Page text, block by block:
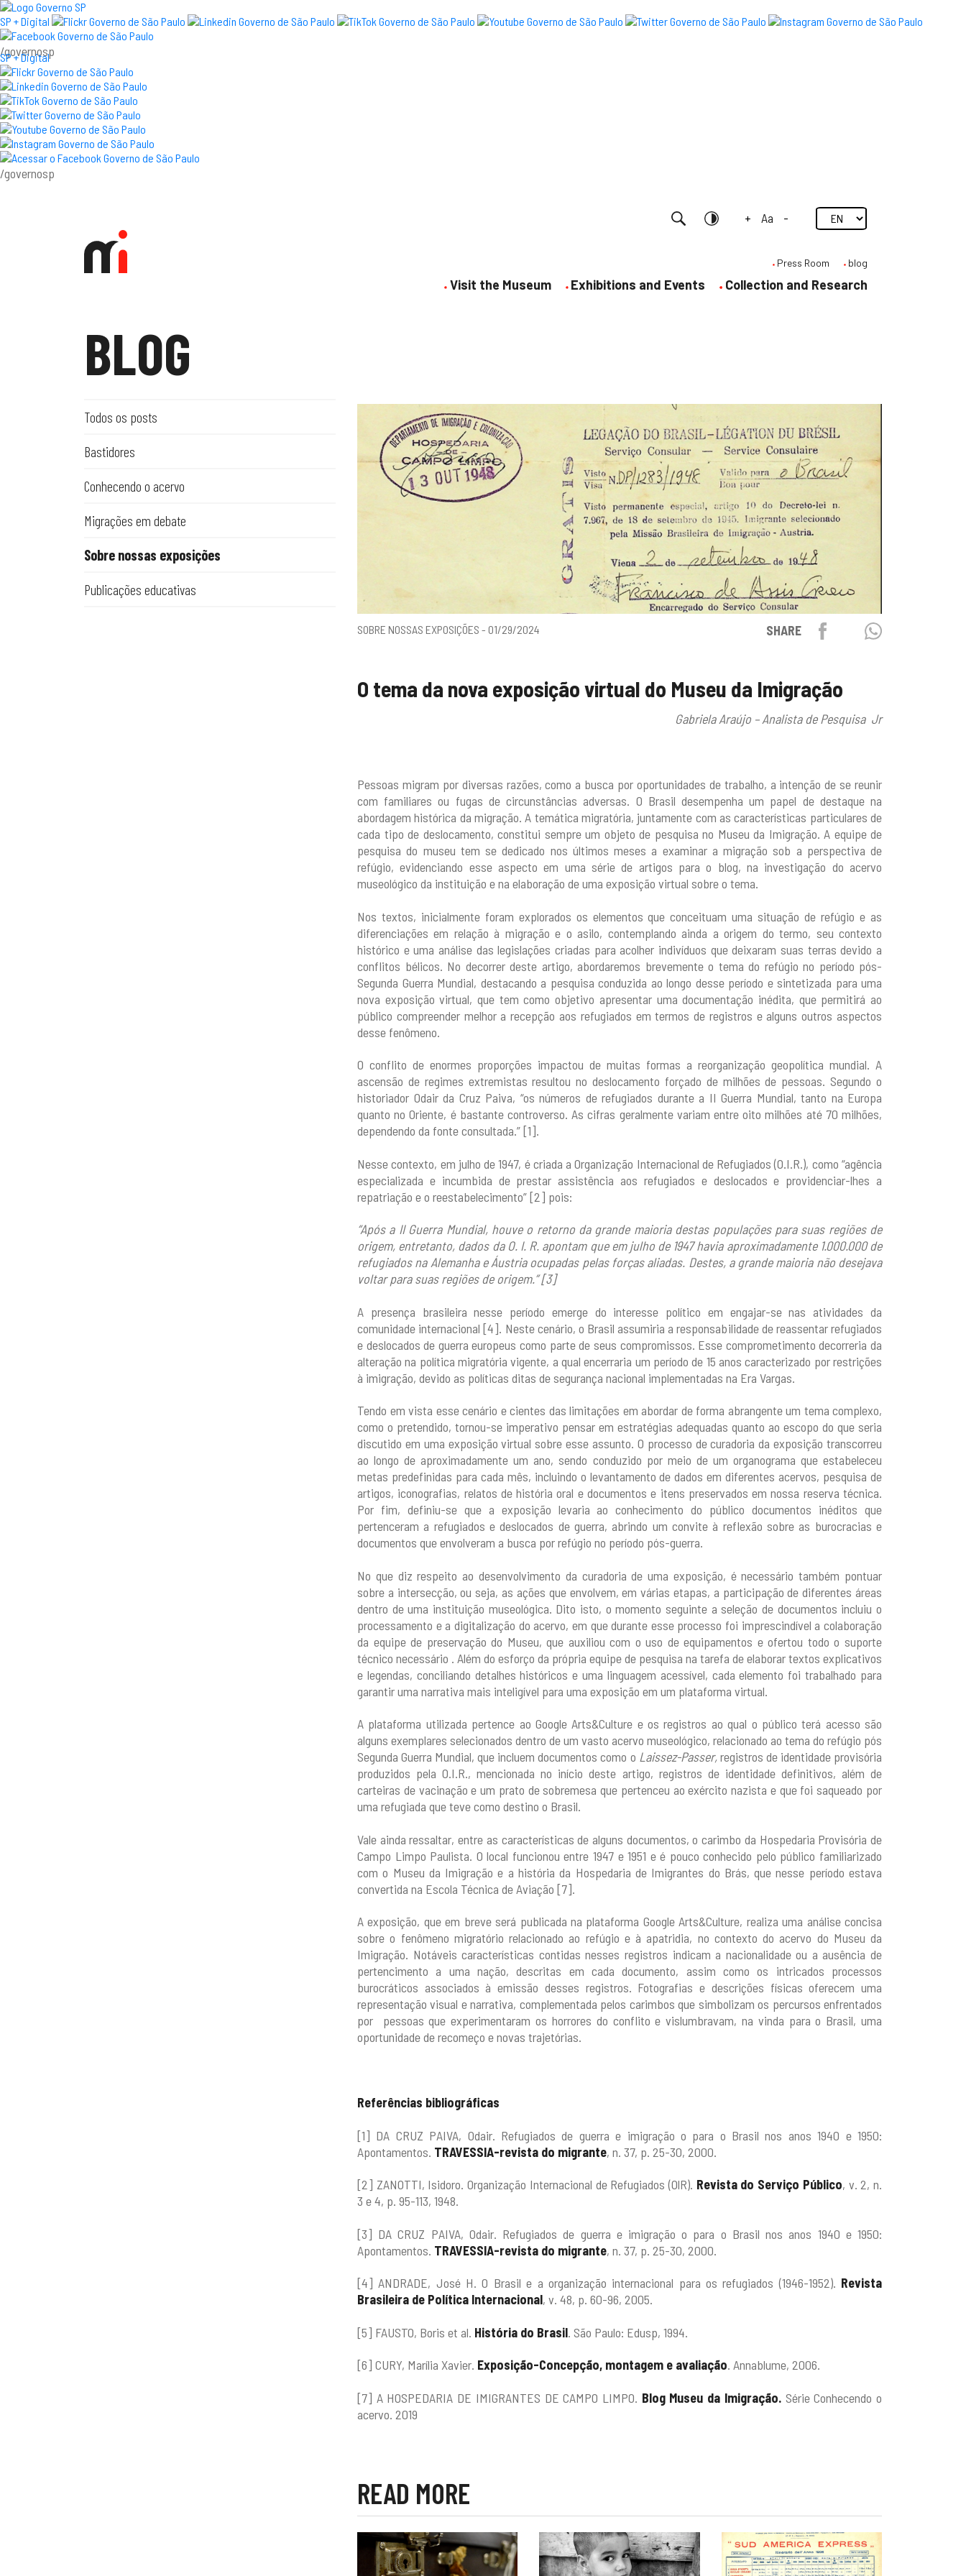
SP + Digital
/governosp
SP + Digital
/governosp
ResearchContrast + Aa -
Visit the Museum Exhibitions and Events Collection and Research
Press Room blog
BLOG
Todos os posts
Bastidores
Conhecendo o acervo
Migrações em debate
Sobre nossas exposições
Publicações educativas
SOBRE NOSSAS EXPOSIÇÕES - 01/29/2024 SHARE FacebookTwitterWhatsapp
O tema da nova exposição virtual do Museu da Imigração
Gabriela Araújo – Analista de Pesquisa Jr
Pessoas migram por diversas razões, como a busca por oportunidades de trabalho, a intenção de se reunir
com familiares ou fugas de circunstâncias adversas. O Brasil desempenha um papel de destaque na
abordagem histórica da migração. A temática migratória, juntamente com as características particulares de
cada tipo de deslocamento, constitui sempre um objeto de pesquisa no Museu da Imigração. A equipe de
pesquisa do museu tem se dedicado nos últimos meses a examinar a migração sob a perspectiva de
refúgio, evidenciando esse aspecto em uma série de artigos para o blog, na investigação do acervo
museológico da instituição e na elaboração de uma exposição virtual sobre o tema.
Nos textos, inicialmente foram explorados os elementos que conceituam uma situação de refúgio e as
diferenciações em relação à migração e o asilo, contemplando ainda a origem do termo, seu contexto
histórico e uma análise das legislações criadas para acolher indivíduos que deixaram suas terras devido a
conflitos bélicos. No decorrer deste artigo, abordaremos brevemente o tema do refúgio no período pós-
Segunda Guerra Mundial, destacando a pesquisa conduzida ao longo desse período e sintetizada para uma
nova exposição virtual, que tem como objetivo apresentar uma documentação inédita, que permitirá ao
público compreender melhor a recepção aos refugiados em termos de registros e alguns outros aspectos
desse fenômeno.
O conflito de enormes proporções impactou de muitas formas a reorganização geopolítica mundial. A
ascensão de regimes extremistas resultou no deslocamento forçado de milhões de pessoas. Segundo o
historiador Odair da Cruz Paiva, “os números de refugiados durante a II Guerra Mundial, tanto na Europa
quanto no Oriente, é bastante controverso. As cifras geralmente variam entre oito milhões até 70 milhões,
dependendo da fonte consultada.” [1].
Nesse contexto, em julho de 1947, é criada a Organização Internacional de Refugiados (O.I.R.), como “agência
especializada e incumbida de prestar assistência aos refugiados e deslocados e providenciar-lhes a
repatriação e o reestabelecimento” [2] pois:
“Após a II Guerra Mundial, houve o retorno da grande maioria destas populações para suas regiões de
origem, entretanto, dados da O. I. R. apontam que em julho de 1947 havia aproximadamente 1.000.000 de
refugiados na Alemanha e Áustria ocupadas pelas forças aliadas. Destes, a grande maioria não desejava
voltar para suas regiões de origem.” [3]
A presença brasileira nesse período emerge do interesse político em engajar-se nas atividades da
comunidade internacional [4]. Neste cenário, o Brasil assumiria a responsabilidade de reassentar refugiados
e deslocados de guerra europeus como parte de seus compromissos. Esse comprometimento decorreria da
alteração na política migratória vigente, a qual encerraria um período de 15 anos caracterizado por restrições
à imigração, devido as políticas ditas de segurança nacional implementadas na Era Vargas.
Tendo em vista esse cenário e cientes das limitações em abordar de forma abrangente um tema complexo,
como o pretendido, tornou-se imperativo pensar em estratégias adequadas quanto ao escopo do que seria
discutido em uma exposição virtual sobre esse assunto. O processo de curadoria da exposição transcorreu
ao longo de aproximadamente um ano, sendo conduzido por meio de um organograma que estabeleceu
metas predefinidas para cada mês, incluindo o levantamento de dados em diferentes acervos, pesquisa de
artigos, iconografias, relatos de história oral e documentos e itens preservados em nossa reserva técnica.
Por fim, definiu-se que a exposição levaria ao conhecimento do público documentos inéditos que
pertenceram a refugiados e deslocados de guerra, abrindo um convite à reflexão sobre as burocracias e
documentos que envolveram a busca por refúgio no período pós-guerra.
No que diz respeito ao desenvolvimento da curadoria de uma exposição, é necessário também pontuar
sobre a intersecção, ou seja, as ações que envolvem, em várias etapas, a participação de diferentes áreas
dentro de uma instituição museológica. Dito isto, o momento seguinte a seleção de documentos incluiu o
processamento e a digitalização do acervo, em que durante esse processo foi imprescindível a colaboração
da equipe de preservação do Museu, que auxiliou com o uso de equipamentos e ofertou todo o suporte
técnico necessário . Além do esforço da própria equipe de pesquisa na tarefa de elaborar textos explicativos
e legendas, conciliando detalhes históricos e uma linguagem acessível, cada elemento foi trabalhado para
garantir uma narrativa mais inteligível para uma exposição em um plataforma virtual.
A plataforma utilizada pertence ao Google Arts&Culture e os registros ao qual o público terá acesso são
alguns exemplares selecionados dentro de um vasto acervo museológico, relacionado ao tema do refúgio pós
Segunda Guerra Mundial, que incluem documentos como o Laissez-Passer,registros de identidade provisória
produzidos pela O.I.R., mencionada no início deste artigo, registros de identidade definitivos, além de
carteiras de vacinação e um prato de sobremesa que pertenceu ao exército nazista e que foi saqueado por
uma refugiada que teve como destino o Brasil.
Vale ainda ressaltar, entre as características de alguns documentos, o carimbo da Hospedaria Provisória de
Campo Limpo Paulista. O local funcionou entre 1947 e 1951 e é pouco conhecido pelo público familiarizado
com o Museu da Imigração e a história da Hospedaria de Imigrantes do Brás, que nesse período estava
convertida na Escola Técnica de Aviação [7].
A exposição, que em breve será publicada na plataforma Google Arts&Culture, realiza uma análise concisa
sobre o fenômeno migratório relacionado ao refúgio e à apatridia, no contexto do acervo do Museu da
Imigração. Notáveis características contidas nesses registros indicam a nacionalidade ou a ausência de
pertencimento a uma nação, descritas em cada documento, assim como os intricados processos
burocráticos associados à emissão desses registros. Fotografias e descrições físicas oferecem uma
representação visual e narrativa, complementada pelos carimbos que simbolizam os percursos enfrentados
por pessoas que experimentaram os horrores do conflito e vislumbravam, na vinda para o Brasil, uma
oportunidade de recomeço e novas trajetórias.
Referências bibliográficas
[1] DA CRUZ PAIVA, Odair. Refugiados de guerra e imigração o para o Brasil nos anos 1940 e 1950:
Apontamentos. TRAVESSIA-revista do migrante, n. 37, p. 25-30, 2000.
[2] ZANOTTI, Isidoro. Organização Internacional de Refugiados (OlR). Revista do Serviço Público, v. 2, n.
3 e 4, p. 95-113, 1948.
[3] DA CRUZ PAIVA, Odair. Refugiados de guerra e imigração o para o Brasil nos anos 1940 e 1950:
Apontamentos. TRAVESSIA-revista do migrante, n. 37, p. 25-30, 2000.
[4] ANDRADE, José H. O Brasil e a organização internacional para os refugiados (1946-1952). Revista
Brasileira de Política Internacional, v. 48, p. 60-96, 2005.
[5] FAUSTO, Boris et al. História do Brasil. São Paulo: Edusp, 1994.
[6] CURY, Marília Xavier. Exposição-Concepção, montagem e avaliação. Annablume, 2006.
[7] A HOSPEDARIA DE IMIGRANTES DE CAMPO LIMPO. Blog Museu da Imigração. Série Conhecendo o
acervo. 2019
READ MORE